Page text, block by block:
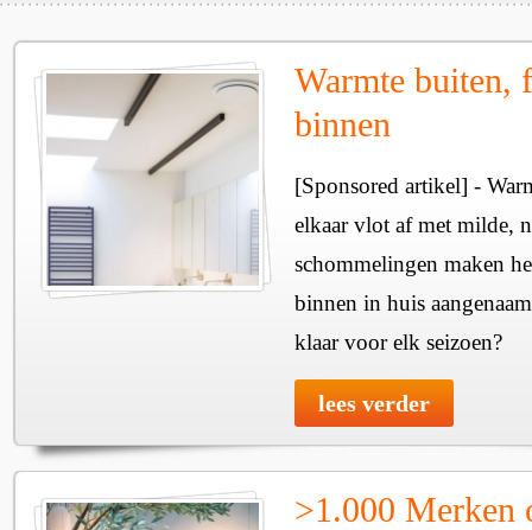
Warmte buiten,
binnen
[Sponsored artikel] -
elkaar vlot af met milde,
schommelingen maken
binnen in huis
klaar voor elk seizoen?
lees verder
>1.000 Merken